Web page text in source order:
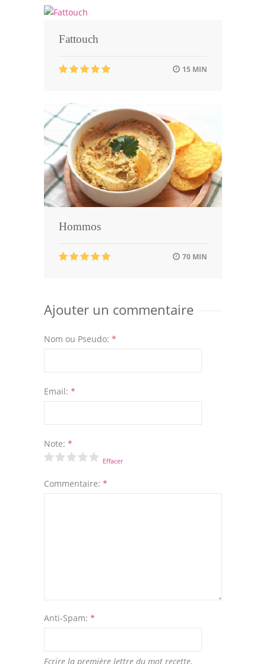
Fattouch
15 MIN
Hommos
70 MIN
Ajouter un commentaire
Nom ou Pseudo: *
Email: *
Note: *
Effacer
Commentaire: *
Anti-Spam: *
Ecrire la première lettre du mot recette.